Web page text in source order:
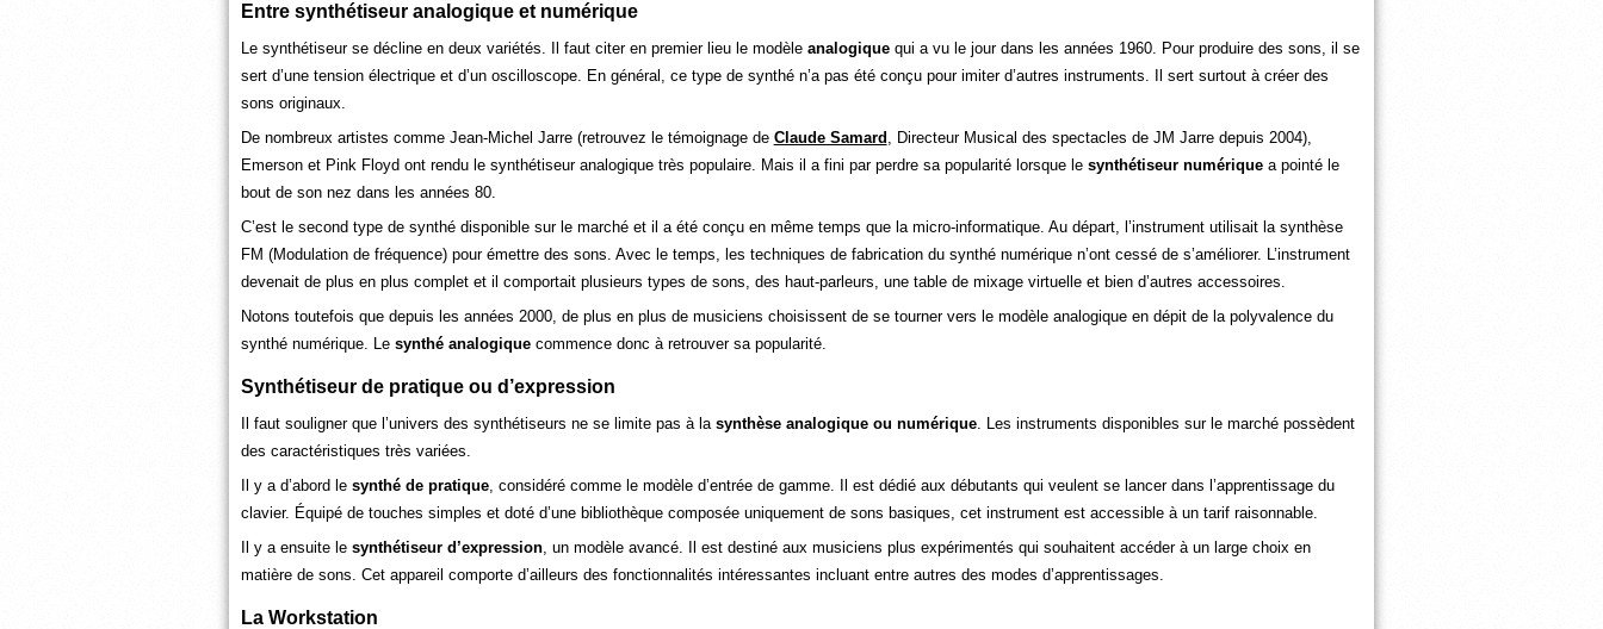
Entre synthétiseur analogique et numérique
Le synthétiseur se décline en deux variétés. Il faut citer en premier lieu le modèle analogiquequi a vu le jour dans les années 1960. Pour produire des sons, il se
sert d’une tension électrique et d’un oscilloscope. En général, ce type de synthé n’a pas été conçu pour imiter d’autres instruments. Il sert surtout à créer des
sons originaux.
De nombreux artistes comme Jean-Michel Jarre (retrouvez le témoignage de Claude Samard , Directeur Musical des spectacles de JM Jarre depuis 2004),
Emerson et Pink Floyd ont rendu le synthétiseur analogique très populaire. Mais il a fini par perdre sa popularité lorsque le synthétiseur numériquea pointé le
bout de son nez dans les années 80.
C’est le second type de synthé disponible sur le marché et il a été conçu en même temps que la micro-informatique. Au départ, l’instrument utilisait la synthèse
FM (Modulation de fréquence) pour émettre des sons. Avec le temps, les techniques de fabrication du synthé numérique n’ont cessé de s’améliorer. L’instrument
devenait de plus en plus complet et il comportait plusieurs types de sons, des haut-parleurs, une table de mixage virtuelle et bien d’autres accessoires.
Notons toutefois que depuis les années 2000, de plus en plus de musiciens choisissent de se tourner vers le modèle analogique en dépit de la polyvalence du
synthé numérique. Le synthé analogique commence donc à retrouver sa popularité.
Synthétiseur de pratique ou d’expression
Il faut souligner que l’univers des synthétiseurs ne se limite pas à la synthèse analogique ou numérique. Les instruments disponibles sur le marché possèdent
des caractéristiques très variées.
Il y a d’abord le synthé de pratique, considéré comme le modèle d’entrée de gamme. Il est dédié aux débutants qui veulent se lancer dans l’apprentissage du
clavier. Équipé de touches simples et doté d’une bibliothèque composée uniquement de sons basiques, cet instrument est accessible à un tarif raisonnable.
Il y a ensuite le synthétiseur d’expression, un modèle avancé. Il est destiné aux musiciens plus expérimentés qui souhaitent accéder à un large choix en
matière de sons. Cet appareil comporte d’ailleurs des fonctionnalités intéressantes incluant entre autres des modes d’apprentissages.
La Workstation